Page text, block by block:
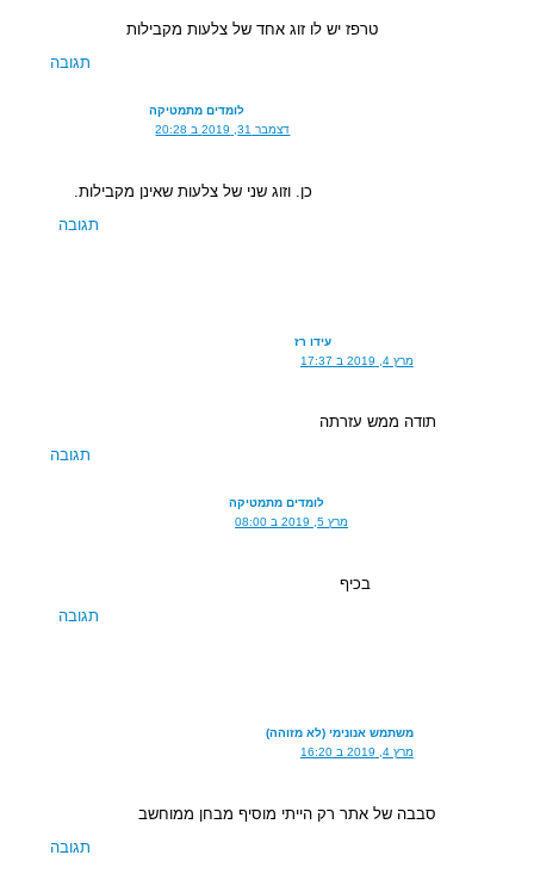
טרפז יש לו זוג אחד של צלעות מקבילות
תגובה
לומדים מתמטיקה
דצמבר 31, 2019 ב 20:28
כן. וזוג שני של צלעות שאינן מקבילות.
תגובה
עידו רז
מרץ 4, 2019 ב 17:37
תודה ממש עזרתה
תגובה
לומדים מתמטיקה
מרץ 5, 2019 ב 08:00
בכיף
תגובה
משתמש אנונימי (לא מזוהה)
מרץ 4, 2019 ב 16:20
סבבה של אתר רק הייתי מוסיף מבחן ממוחשב
תגובה